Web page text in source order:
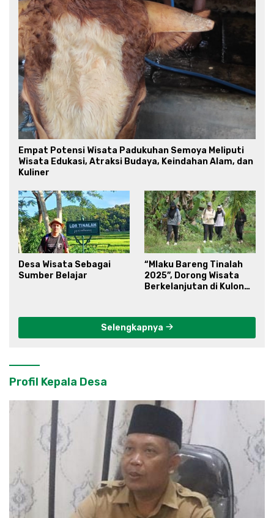
Empat Potensi Wisata Padukuhan Semoya Meliputi
Wisata Edukasi, Atraksi Budaya, Keindahan Alam, dan
Kuliner
Desa Wisata Sebagai
Sumber Belajar
“Mlaku Bareng Tinalah
2025”, Dorong Wisata
Berkelanjutan di Kulon
Selengkapnya
Profil Kepala Desa